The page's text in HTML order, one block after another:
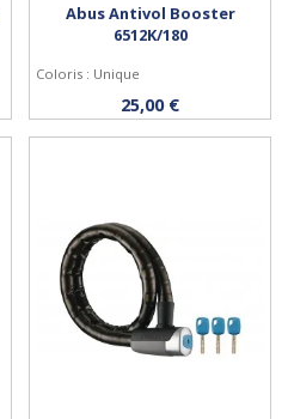
Acheter
Abus Antivol Booster
6512K/180
Coloris : Unique
25,00 €